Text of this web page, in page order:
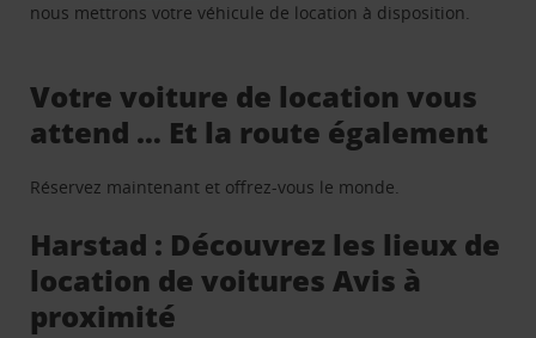
nous mettrons votre véhicule de location à disposition.
Votre voiture de location vous
attend … Et la route également
Réservez maintenant et offrez-vous le monde.
Harstad : Découvrez les lieux de
location de voitures Avis à
proximité